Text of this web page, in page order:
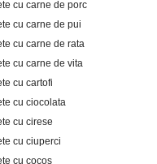
cu carne de porc
cu carne de pui
cu carne de rata
cu carne de vita
cu cartofi
cu ciocolata
cu cirese
cu ciuperci
cu cocos